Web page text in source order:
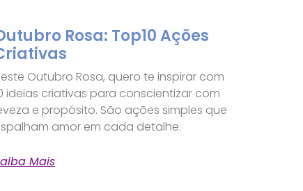
Rosa: Top10 Ações
Outubro Rosa, quero te inspirar com
ideias criativas para conscientizar com
e propósito. São ações simples que
amor em cada detalhe.
Mais